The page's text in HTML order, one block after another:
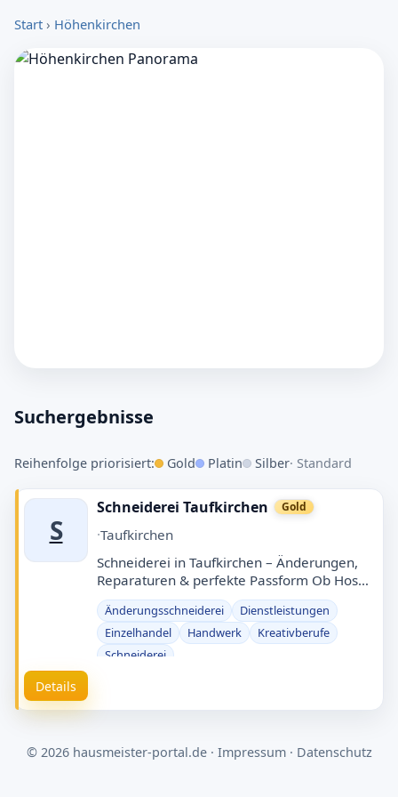
Start › Höhenkirchen
Schnell finden · Eintrag kostenlos · Manuell
geprüft
Was?
Suchen
Suchergebnisse
Reihenfolge priorisiert: Gold Platin Silber· Standard
S
Schneiderei Taufkirchen Gold
·Taufkirchen
Schneiderei in Taufkirchen – Änderungen,
Reparaturen & perfekte Passform Ob Hose
kürzen, Reißverschluss ersetzen, Kleid
enger/weiter, Jacke reparieren oder …
Änderungsschneiderei
Dienstleistungen
Einzelhandel
Handwerk
Kreativberufe
Schneiderei
Details
© 2026 hausmeister-portal.de · Impressum· Datenschutz